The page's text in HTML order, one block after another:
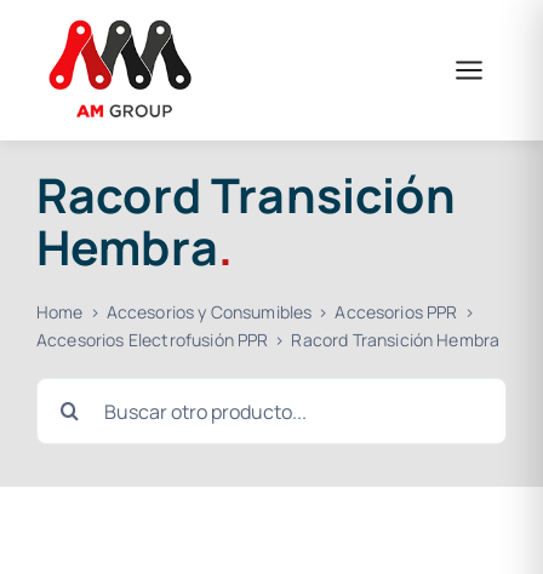
contenido
Racord Transición
Hembra.
Home Accesorios y Consumibles
Accesorios PPR
Accesorios Electrofusión PPR
Racord Transición Hembra
Buscar: